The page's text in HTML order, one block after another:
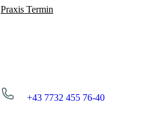
Praxis Termin
+43 7732 455 76-40